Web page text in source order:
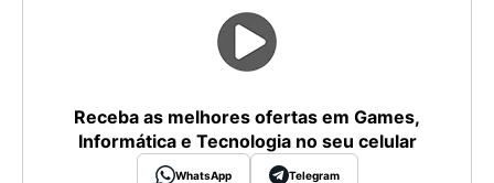
Receba as melhores ofertas em Games,
Informática e Tecnologia no seu celular
WhatsApp Telegram